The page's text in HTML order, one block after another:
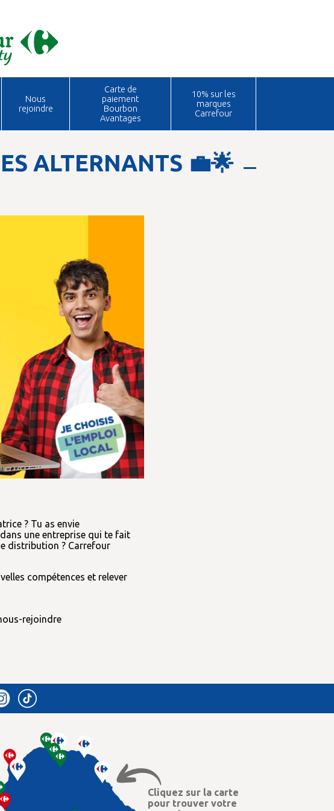
Nous
rejoindre
Carte de
paiement
Bourbon
Avantages
10% sur les
marques
Carrefour
ALTERNANTS 💼🌟
? Tu as envie
une entreprise qui te fait
distribution ? Carrefour
compétences et relever
rejoindre
Cliquez sur la carte
pour trouver votre